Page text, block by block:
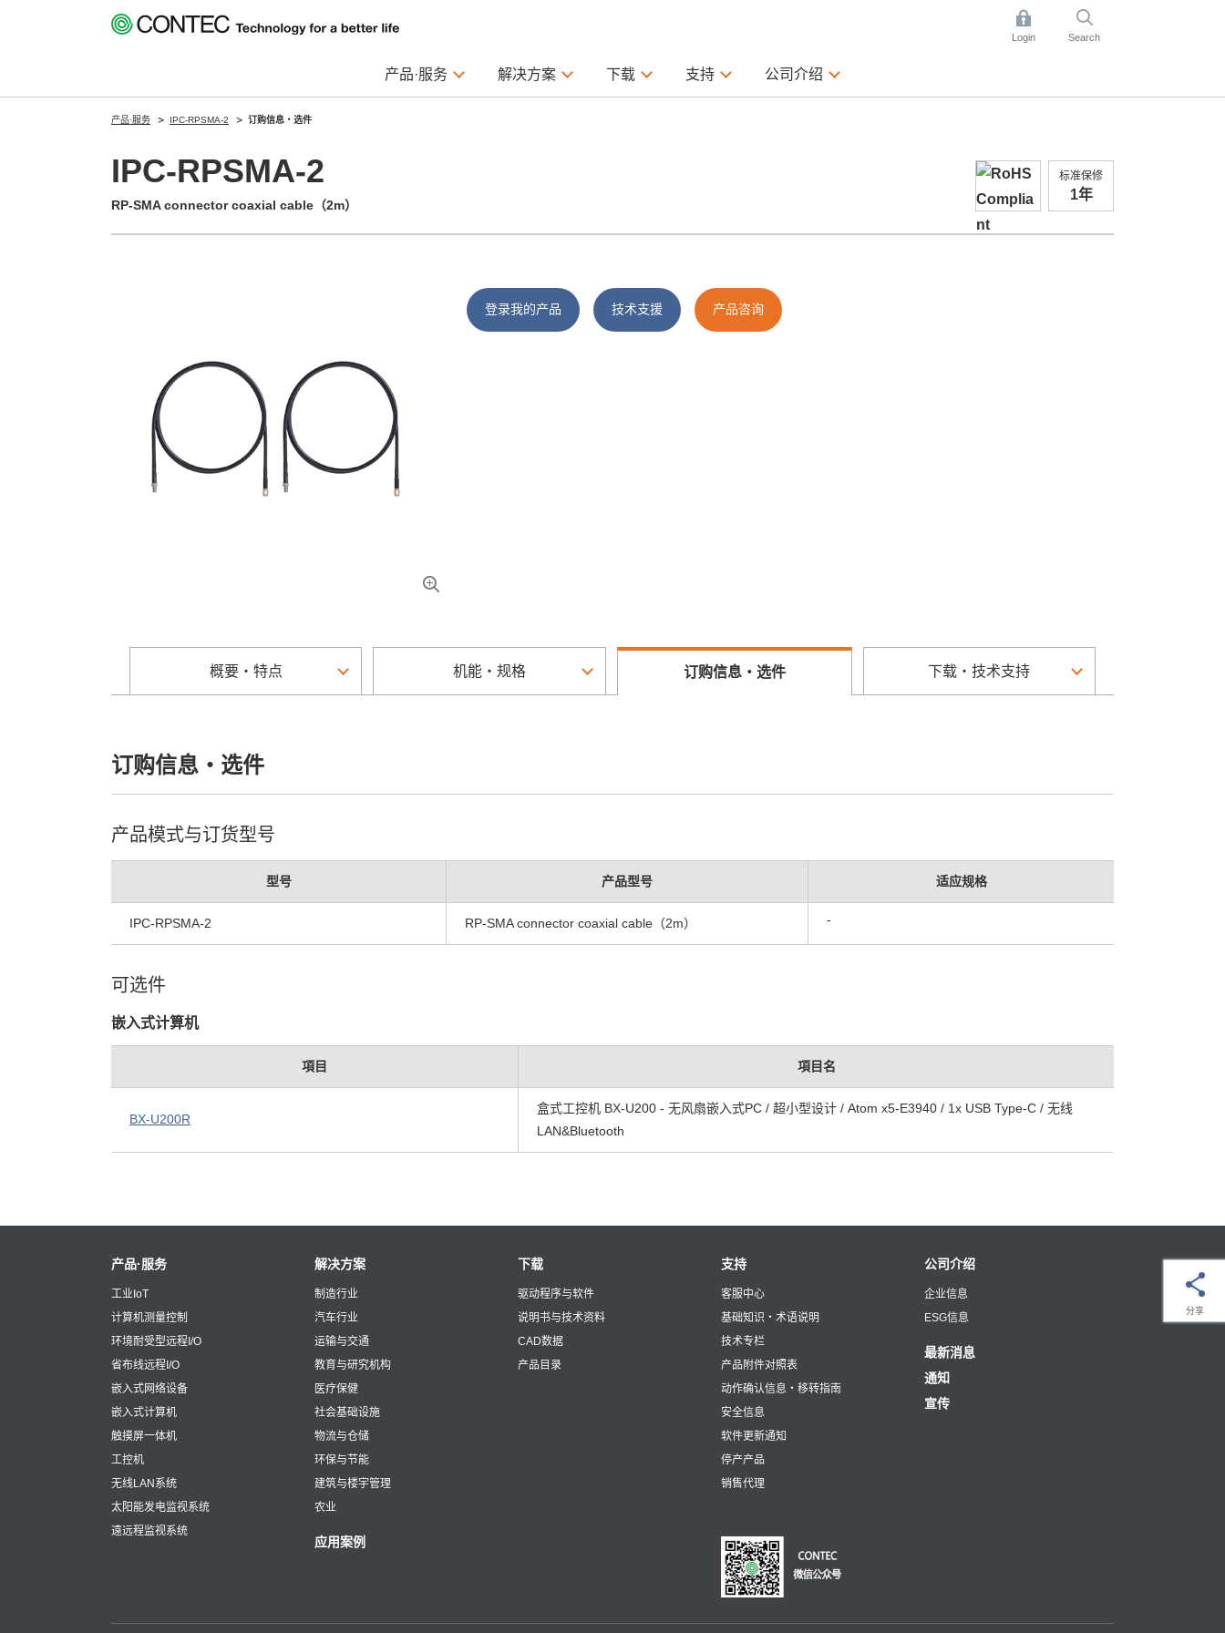
Login Search
产品·服务 解决方案 下载 支持 公司介绍
产品·服务 IPC-RPSMA-2 订购信息・选件
IPC-RPSMA-2
RP-SMA connector coaxial cable（2m）
标准保修
1年
登录我的产品 技术支援 产品咨询
概要・特点 机能・规格 订购信息・选件 下载・技术支持
订购信息・选件
产品模式与订货型号
型号 产品型号 适应规格
IPC-RPSMA-2 RP-SMA connector coaxial cable（2m） -
可选件
嵌入式计算机
項目 項目名
BX-U200R
盒式工控机 BX-U200 - 无风扇嵌入式PC / 超小型设计 / Atom x5-E3940 / 1x USB Type-C / 无线
LAN&Bluetooth
分享
产品·服务
工业IoT
计算机测量控制
环境耐受型远程I/O
省布线远程I/O
嵌入式网络设备
嵌入式计算机
触摸屏一体机
工控机
无线LAN系统
太阳能发电监视系统
遠远程监视系统
解决方案
制造行业
汽车行业
运输与交通
教育与研究机构
医疗保健
社会基础设施
物流与仓储
环保与节能
建筑与楼宇管理
农业
应用案例
下载
驱动程序与软件
说明书与技术资料
CAD数据
产品目录
支持
客服中心
基础知识・术语说明
技术专栏
产品附件对照表
动作确认信息・移转指南
安全信息
软件更新通知
停产产品
销售代理
公司介绍
企业信息
ESG信息
最新消息
通知
宣传